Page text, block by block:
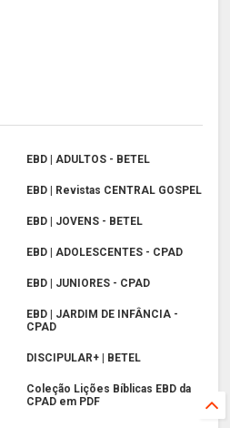
EBD | ADULTOS - BETEL
EBD | Revistas CENTRAL GOSPEL
EBD | JOVENS - BETEL
EBD | ADOLESCENTES - CPAD
EBD | JUNIORES - CPAD
EBD | JARDIM DE INFÂNCIA -
CPAD
DISCIPULAR+ | BETEL
Coleção Lições Bíblicas EBD da
CPAD em PDF